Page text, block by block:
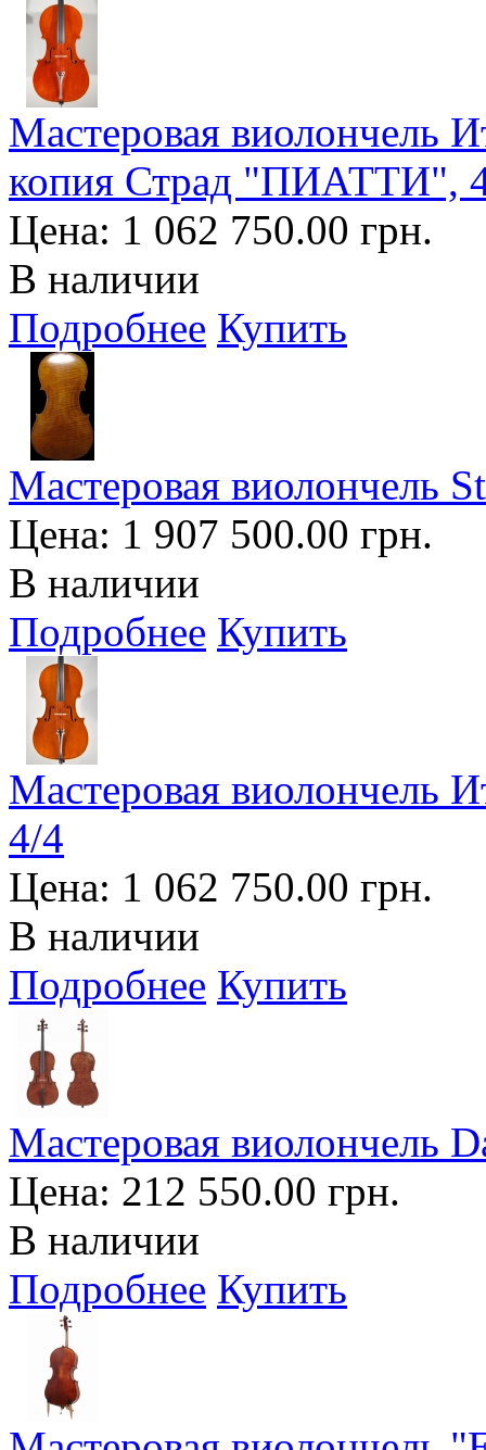
Мастеровая виолончель
копия Страд "ПИАТТИ",
Цена: 1 062 750.00 грн.
В наличии
Подробнее Купить
Мастеровая виолончель
Цена: 1 907 500.00 грн.
В наличии
Подробнее Купить
Мастеровая виолончель
4/4
Цена: 1 062 750.00 грн.
В наличии
Подробнее Купить
Мастеровая виолончель
Цена: 212 550.00 грн.
В наличии
Подробнее Купить